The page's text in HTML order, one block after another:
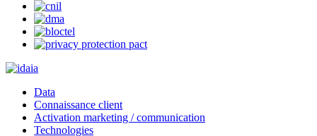
Data
Connaissance client
Activation marketing / communication
Technologies